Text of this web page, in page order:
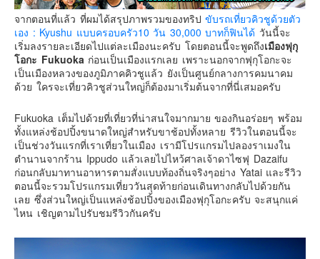
ยุโรป
รัสเซีย
อิตาลี
ตุรกี-ตุรเคีย
ฝรั่งเศส
ออสเตรีย
สาธารณรัฐเช็ก
ฮังการี
เนเธอร์แลนด์
จากตอนที่แล้ว ที่ผมได้สรุปภาพรวมของทริป ขับรถเที่ยวคิวชูด้วยตัว
เอง : Kyushu แบบครอบครัว10 วัน 30,000 บาทก็ฟินได้ วันนี้จะ
เริ่มลงรายละเอียดไปแต่ละเมืองนะครับ โดยตอนนี้จะพูดถึงเมืองฟุกุ
โอกะ Fukuokaก่อนเป็นเมืองแรกเลย เพราะนอกจากฟุกุโอกะจะ
เป็นเมืองหลวงของภูมิภาคคิวชูแล้ว ยังเป็นศูนย์กลางการคมนาคม
ด้วย ใครจะเที่ยวคิวชูส่วนใหญ่ก็ต้องมาเริ่มต้นจากที่นี่เสมอครับ
Fukuoka เต็มไปด้วยที่เที่ยวที่น่าสนใจมากมาย ของกินอร่อยๆ พร้อม
ทั้งแหล่งช้อปปิ้งขนาดใหญ่สำหรับขาช้อปทั้งหลาย รีวิวในตอนนี้จะ
เป็นช่วงวันแรกที่เราเที่ยวในเมือง เรามีโปรแกรมไปลองราเมงใน
ตำนานจากร้าน Ippudo แล้วเลยไปไหว้ศาลเจ้าดาไซฟุ Dazaifu
ก่อนกลับมาทานอาหารตามสั่งแบบท้องถิ่นจริงๆอย่าง Yatai และรีวิว
ตอนนี้จะรวมโปรแกรมเที่ยววันสุดท้ายก่อนเดินทางกลับไปด้วยกัน
เลย ซึ่งส่วนใหญ่เป็นแหล่งช้อปปิ้งของเมืองฟุกุโอกะครับ จะสนุกแค่
ไหน เชิญตามไปรับชมรีวิวกันครับ